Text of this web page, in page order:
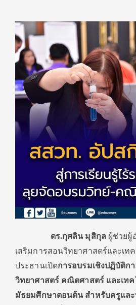
ดร.กุศลิน มุสิกุล ผู้ช่วยผู้
เสริมการสอนวิทยาศาสตร์และเท
ประธานเปิดการอบรมเชิงปฏิบัติก
วิทยาศาสตร์ คณิตศาสตร์ และเทค
มัธยมศึกษาตอนต้น สำหรับครูแล